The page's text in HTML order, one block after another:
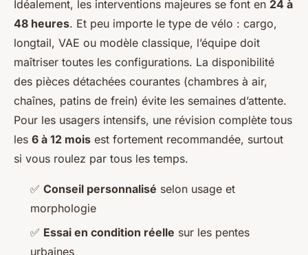
Idéalement, les interventions majeures se font en 24 à
48 heures. Et peu importe le type de vélo : cargo,
longtail, VAE ou modèle classique, l’équipe doit
maîtriser toutes les configurations. La disponibilité
des pièces détachées courantes (chambres à air,
chaînes, patins de frein) évite les semaines d’attente.
Pour les usagers intensifs, une révision complète tous
les 6 à 12 mois est fortement recommandée, surtout
si vous roulez par tous les temps.
✅ Conseil personnalisé selon usage et
morphologie
✅ Essai en condition réelle sur les pentes
urbaines